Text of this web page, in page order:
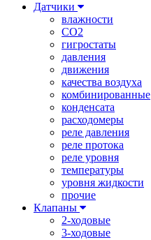
Датчики
влажности
CO2
гигростаты
давления
движения
качества воздуха
комбинированные
конденсата
расходомеры
реле давления
реле протока
реле уровня
температуры
уровня жидкости
прочие
Клапаны
2-ходовые
3-ходовые